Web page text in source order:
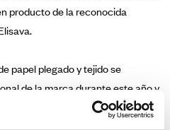
producto de la reconocida
papel plegado y tejido se
de la marca durante este año y